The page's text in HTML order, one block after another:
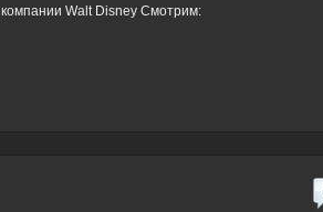
Walt Disney Смотрим: